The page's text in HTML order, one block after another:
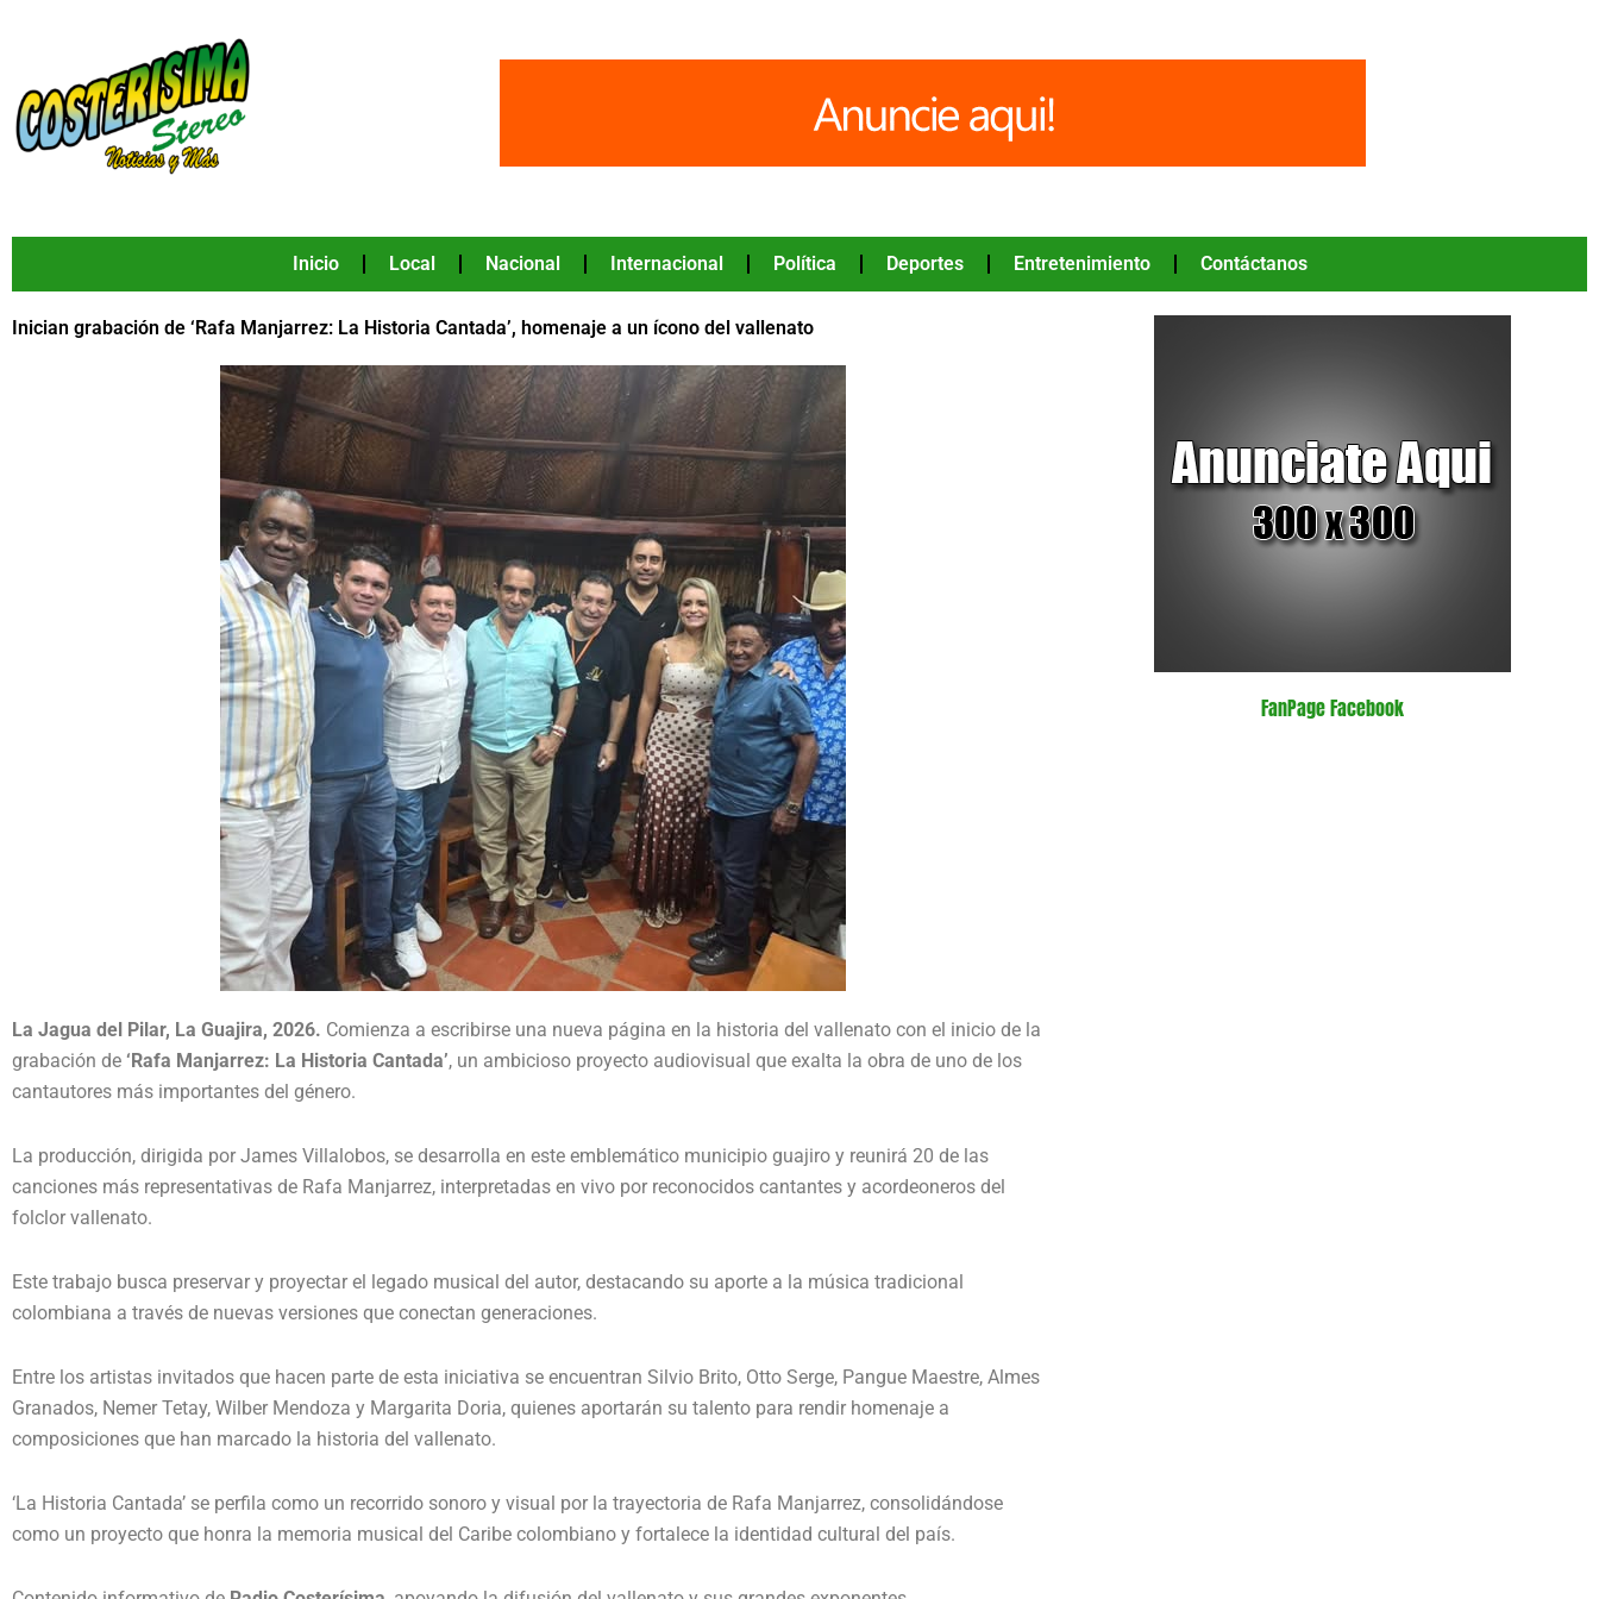
contenido
Inicio Local Nacional Internacional Política Deportes Entretenimiento Contáctanos
Inician grabación de ‘Rafa Manjarrez: La Historia Cantada’, homenaje a un ícono del vallenato
La Jagua del Pilar, La Guajira, 2026. Comienza a escribirse una nueva página en la historia del vallenato con el inicio de la
grabación de ‘Rafa Manjarrez: La Historia Cantada’, un ambicioso proyecto audiovisual que exalta la obra de uno de los
cantautores más importantes del género.
La producción, dirigida por James Villalobos, se desarrolla en este emblemático municipio guajiro y reunirá 20 de las
canciones más representativas de Rafa Manjarrez, interpretadas en vivo por reconocidos cantantes y acordeoneros del
folclor vallenato.
Este trabajo busca preservar y proyectar el legado musical del autor, destacando su aporte a la música tradicional
colombiana a través de nuevas versiones que conectan generaciones.
Entre los artistas invitados que hacen parte de esta iniciativa se encuentran Silvio Brito, Otto Serge, Pangue Maestre, Almes
Granados, Nemer Tetay, Wilber Mendoza y Margarita Doria, quienes aportarán su talento para rendir homenaje a
composiciones que han marcado la historia del vallenato.
‘La Historia Cantada’ se perfila como un recorrido sonoro y visual por la trayectoria de Rafa Manjarrez, consolidándose
como un proyecto que honra la memoria musical del Caribe colombiano y fortalece la identidad cultural del país.
FanPage Facebook